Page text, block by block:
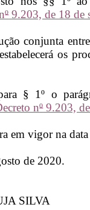
º9.203, de 18 de
conjunta
os
§ 1º o
nº9.203,
em vigor na
de 2020.
SILVA